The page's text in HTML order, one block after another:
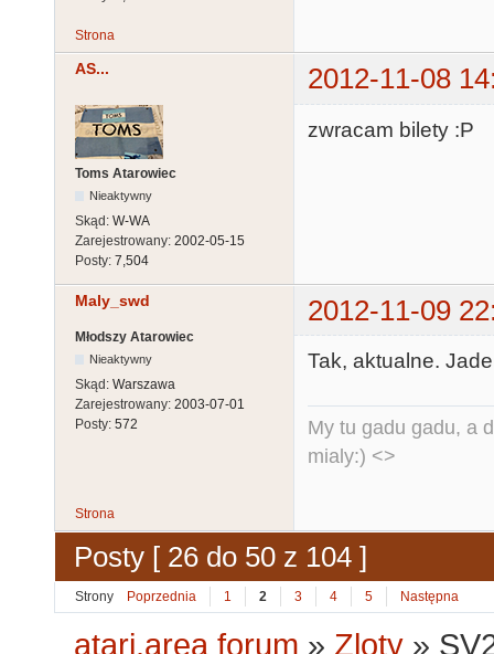
Strona
AS... 2012-11-08
Toms Atarowiec
Nieaktywny
Skąd: W-WA
Zarejestrowany: 2002-05-15
Posty: 7,504
zwracam bilety :P
Maly_swd 2012-11-09
Młodszy Atarowiec
Nieaktywny
Skąd: Warszawa
Zarejestrowany: 2003-07-01
Posty: 572
Tak, aktualne.
My tu gadu gadu, a
mialy:) <>
Strona
Posty [ 26 do 50 z 104 ]
Strony Poprzednia 1 2 3 4 5 Następna
atari.area forum » Zloty »